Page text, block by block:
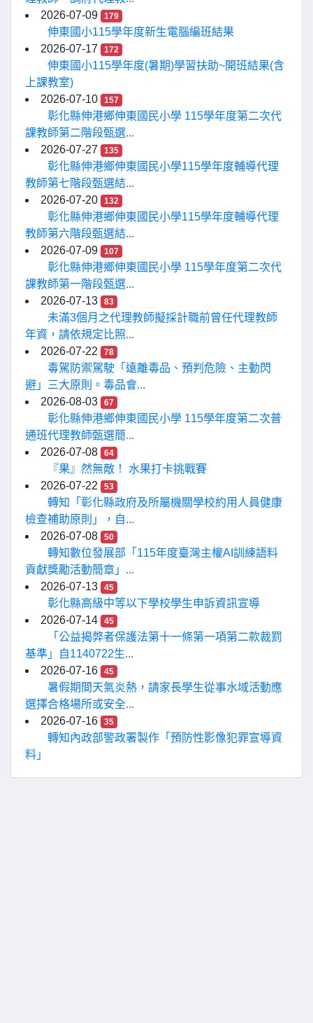
2026-07-09
179
伸東國小115學年度新生電腦編班結果
2026-07-17
172
伸東國小115學年度(暑期)學習扶助~開班結果(含
上課教室)
2026-07-10
157
彰化縣伸港鄉伸東國民小學 115學年度第二次代
課教師第二階段甄選...
2026-07-27
135
彰化縣伸港鄉伸東國民小學115學年度輔導代理
教師第七階段甄選結...
2026-07-20
132
彰化縣伸港鄉伸東國民小學115學年度輔導代理
教師第六階段甄選結...
2026-07-09
107
彰化縣伸港鄉伸東國民小學 115學年度第二次代
課教師第一階段甄選...
2026-07-13
83
未滿3個月之代理教師擬採計職前曾任代理教師
年資，請依規定比照...
2026-07-22
78
毒駕防禦駕駛「遠離毒品、預判危險、主動閃
避」三大原則。毒品會...
2026-08-03
67
彰化縣伸港鄉伸東國民小學 115學年度第二次普
通班代理教師甄選簡...
2026-07-08
64
『果』然無敵！ 水果打卡挑戰賽
2026-07-22
53
轉知「彰化縣政府及所屬機關學校約用人員健康
檢查補助原則」，自...
2026-07-08
50
轉知數位發展部「115年度臺灣主權AI訓練語料
貢獻獎勵活動簡章」...
2026-07-13
45
彰化縣高級中等以下學校學生申訴資訊宣導
2026-07-14
45
「公益揭弊者保護法第十一條第一項第二款裁罰
基準」自1140722生...
2026-07-16
45
暑假期間天氣炎熱，請家長學生從事水域活動應
選擇合格場所或安全...
2026-07-16
35
轉知內政部警政署製作「預防性影像犯罪宣導資
料」